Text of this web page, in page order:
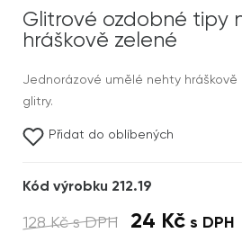
Glitrové ozdobné tipy
hráškově zelené
Jednorázové umělé nehty
glitry.
Přidat do oblíbených
Kód výrobku 212.19
128 Kčs DPH 24 Kč s DPH